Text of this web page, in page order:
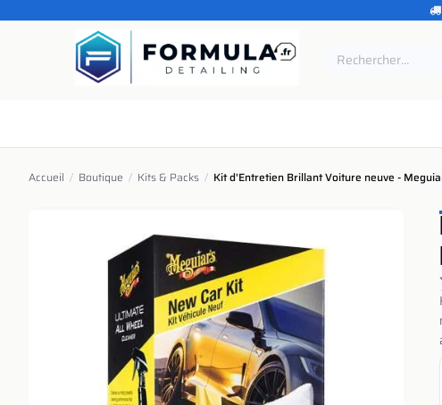
SE RENDRE AU CONTENU
Accueil / Boutique / Kits & Packs / Kit d'Entretien Brillant Voiture neuve -